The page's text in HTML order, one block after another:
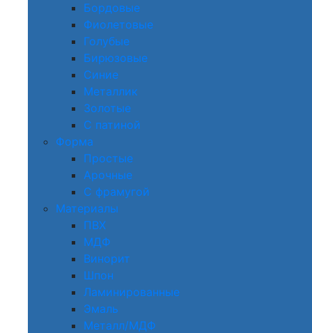
Бордовые
Фиолетовые
Голубые
Бирюзовые
Синие
Металлик
Золотые
С патиной
Форма
Простые
Арочные
С фрамугой
Материалы
ПВХ
МДФ
Винорит
Шпон
Ламинированные
Эмаль
Металл/МДФ